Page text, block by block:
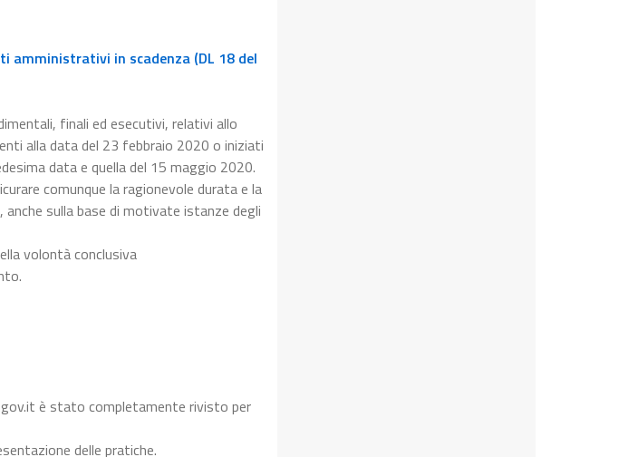
in scadenza (DL 18 del
finali ed esecutivi, relativi allo
alla data del 23 febbraio 2020 o iniziati
data e quella del 15 maggio 2020.
comunque la ragionevole durata e la
anche sulla base di motivate istanze degli
volontà conclusiva
è stato completamente rivisto per
delle pratiche.